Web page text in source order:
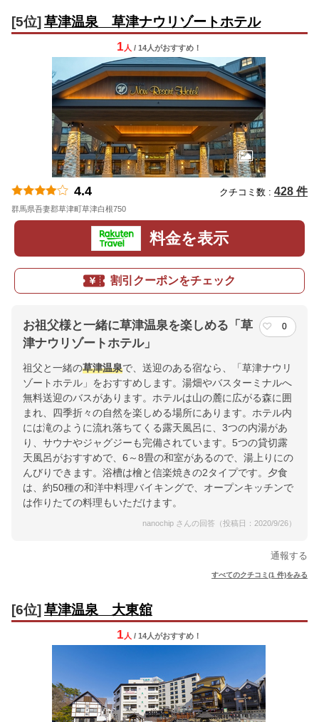
[5位] 草津温泉 草津ナウリゾートホテル
1 人 / 14人がおすすめ！
4.4 クチコミ数 : 428 件
群馬県吾妻郡草津町草津白根750
料金を表示
割引クーポンをチェック
お祖父様と一緒に草津温泉を楽しめる「草
津ナウリゾートホテル」
0
祖父と一緒の草津温泉で、送迎のある宿なら、「草津ナウリ
ゾートホテル」をおすすめします。湯畑やバスターミナルへ
無料送迎のバスがあります。ホテルは山の麓に広がる森に囲
まれ、四季折々の自然を楽しめる場所にあります。ホテル内
には滝のように流れ落ちてくる露天風呂に、3つの内湯があ
り、サウナやジャグジーも完備されています。5つの貸切露
天風呂がおすすめで、6～8畳の和室があるので、湯上りにの
んびりできます。浴槽は檜と信楽焼きの2タイプです。夕食
は、約50種の和洋中料理バイキングで、オープンキッチンで
は作りたての料理もいただけます。
nanochip さんの回答（投稿日：2020/9/26）
通報する
すべてのクチコミ(1 件)をみる
[6位] 草津温泉 大東舘
1 人 / 14人がおすすめ！